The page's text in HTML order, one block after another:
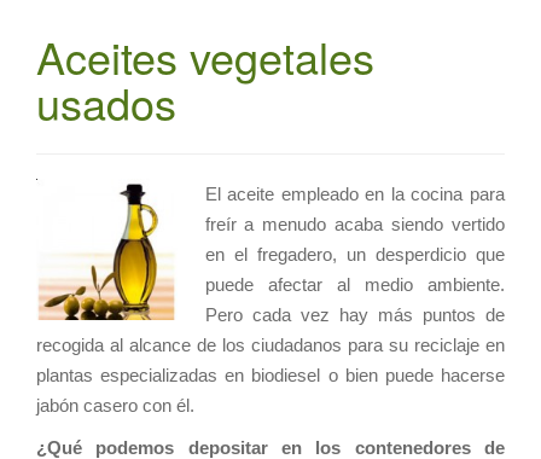
Aceites vegetales
usados
El aceite empleado en la cocina para
freír a menudo acaba siendo vertido
en el fregadero, un desperdicio que
puede afectar al medio ambiente.
Pero cada vez hay más puntos de
recogida al alcance de los ciudadanos para su reciclaje en
plantas especializadas en biodiesel o bien puede hacerse
jabón casero con él.
¿Qué podemos depositar en los contenedores de